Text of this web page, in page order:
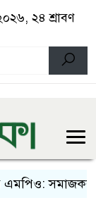
২৪ শ্রাবণ
সমাজকল্যাণ